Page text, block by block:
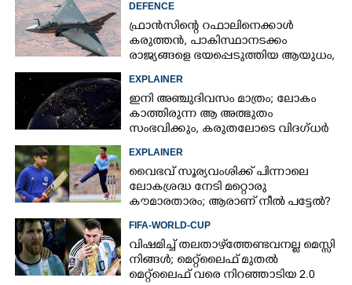
DEFENCE
ഫ്രാൻസിന്റെ റഫാലിനെക്കാൾ
കരുത്തൻ,​ പാകിസ്ഥാനടക്കം
രാജ്യങ്ങളെ ഭയപ്പെടുത്തിയ ആയുധം,​
ഇന്ത്യ നിർമ്മിച്ച എണ്ണം 100ലേക്ക്
EXPLAINER
ഇനി അഞ്ചുദിവസം മാത്രം; ലോകം
കാത്തിരുന്ന ആ അത്ഭുതം
സംഭവിക്കും, കരുതലോടെ വിദഗ്ധർ
EXPLAINER
വൈഭവ് സൂര്യവംശിക്ക് പിന്നാലെ
ലോകശ്രദ്ധ നേടി മറ്റൊരു
കൗമാരതാരം; ആരാണ് നീൽ പട്ടേൽ?
FIFA-WORLD-CUP
വിഷമിച്ച് തലതാഴ്‌ത്തേണ്ടവനല്ല മെസ്സി
നിങ്ങള്‍; മെറ്റ്‌ലൈഫ് മുതല്‍
മെറ്റ്‌ലൈഫ് വരെ നിറഞ്ഞാടിയ 2.0